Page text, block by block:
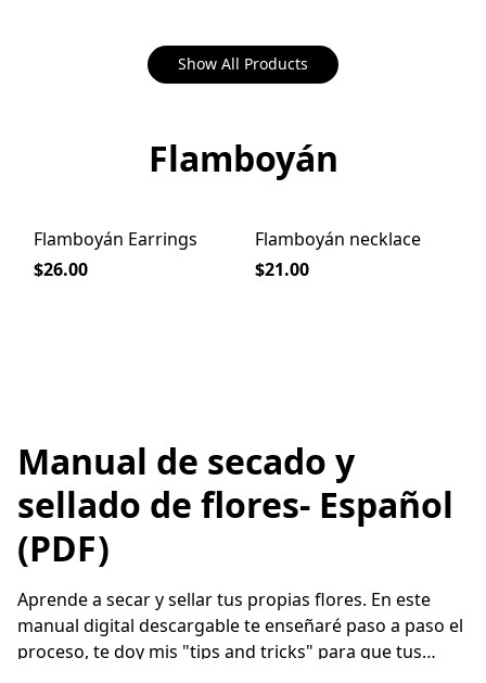
Show All Products
Flamboyán
Flamboyán Earrings
$26.00
Flamboyán necklace
$21.00
Manual de secado y
sellado de flores- Español
(PDF)
Aprende a secar y sellar tus propias flores. En este
manual digital descargable te enseñaré paso a paso el
proceso, te doy mis "tips and tricks" para que tus